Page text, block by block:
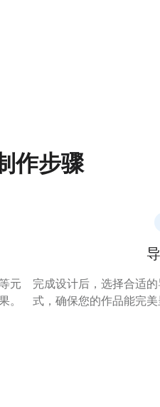
作步骤
元
。
完成设计后，选择合适
式，确保您的作品能完美